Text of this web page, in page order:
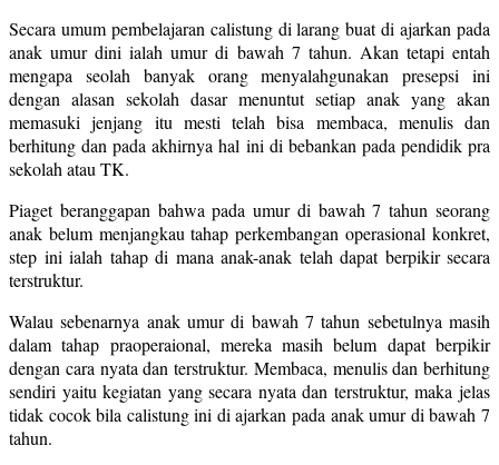
Secara umum pembelajaran calistung di larang buat di ajarkan pada
anak umur dini ialah umur di bawah 7 tahun. Akan tetapi entah
mengapa seolah banyak orang menyalahgunakan presepsi ini
dengan alasan sekolah dasar menuntut setiap anak yang akan
memasuki jenjang itu mesti telah bisa membaca, menulis dan
berhitung dan pada akhirnya hal ini di bebankan pada pendidik pra
sekolah atau TK.
Piaget beranggapan bahwa pada umur di bawah 7 tahun seorang
anak belum menjangkau tahap perkembangan operasional konkret,
step ini ialah tahap di mana anak-anak telah dapat berpikir secara
terstruktur.
Walau sebenarnya anak umur di bawah 7 tahun sebetulnya masih
dalam tahap praoperaional, mereka masih belum dapat berpikir
dengan cara nyata dan terstruktur. Membaca, menulis dan berhitung
sendiri yaitu kegiatan yang secara nyata dan terstruktur, maka jelas
tidak cocok bila calistung ini di ajarkan pada anak umur di bawah 7
tahun.